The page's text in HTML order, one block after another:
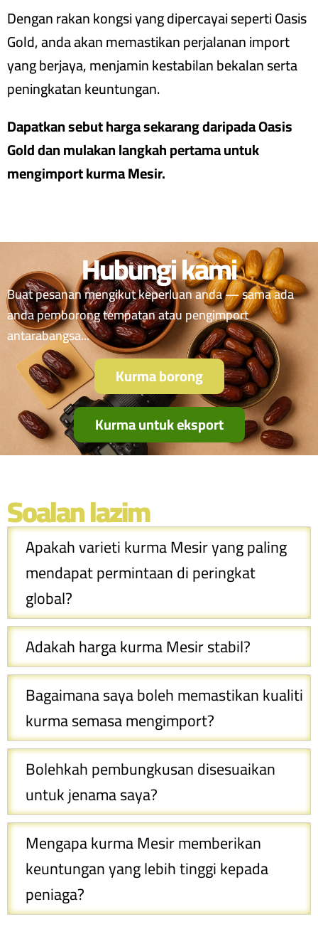
Dengan rakan kongsi yang dipercayai seperti Oasis
Gold, anda akan memastikan perjalanan import
yang berjaya, menjamin kestabilan bekalan serta
peningkatan keuntungan.
Dapatkan sebut harga sekarang daripada Oasis
Gold dan mulakan langkah pertama untuk
mengimport kurma Mesir.
Hubungi kami
Buat pesanan mengikut keperluan anda — sama ada
anda pemborong tempatan atau pengimport
antarabangsa...
Kurma borong
Kurma untuk eksport
Soalan lazim
Apakah varieti kurma Mesir yang paling
mendapat permintaan di peringkat
global?
Adakah harga kurma Mesir stabil?
Bagaimana saya boleh memastikan kualiti
kurma semasa mengimport?
Bolehkah pembungkusan disesuaikan
untuk jenama saya?
Mengapa kurma Mesir memberikan
keuntungan yang lebih tinggi kepada
peniaga?